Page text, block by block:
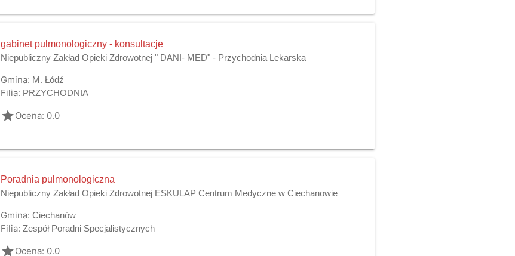
gabinet pulmonologiczny - konsultacje
Niepubliczny Zakład Opieki Zdrowotnej " DANI- MED" - Przychodnia Lekarska
Gmina: M. Łódź
Filia: PRZYCHODNIA
gradeOcena: 0.0
Poradnia pulmonologiczna
Niepubliczny Zakład Opieki Zdrowotnej ESKULAP Centrum Medyczne w Ciechanowie
Gmina: Ciechanów
Filia: Zespół Poradni Specjalistycznych
gradeOcena: 0.0